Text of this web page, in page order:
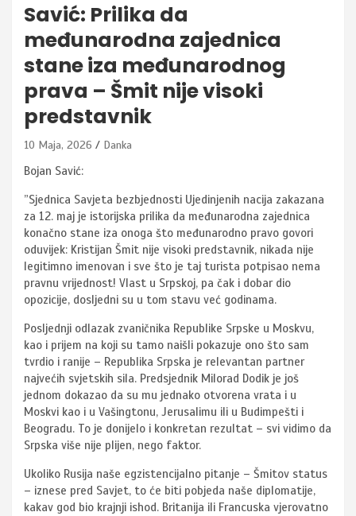
Savić: Prilika da
međunarodna zajednica
stane iza međunarodnog
prava – Šmit nije visoki
predstavnik
10 Maja, 2026 Danka
Bojan Savić:
”Sjednica Savjeta bezbjednosti Ujedinjenih nacija zakazana
za 12. maj je istorijska prilika da međunarodna zajednica
konačno stane iza onoga što međunarodno pravo govori
oduvijek: Kristijan Šmit nije visoki predstavnik, nikada nije
legitimno imenovan i sve što je taj turista potpisao nema
pravnu vrijednost! Vlast u Srpskoj, pa čak i dobar dio
opozicije, dosljedni su u tom stavu već godinama.
Posljednji odlazak zvaničnika Republike Srpske u Moskvu,
kao i prijem na koji su tamo naišli pokazuje ono što sam
tvrdio i ranije – Republika Srpska je relevantan partner
najvećih svjetskih sila. Predsjednik Milorad Dodik je još
jednom dokazao da su mu jednako otvorena vrata i u
Moskvi kao i u Vašingtonu, Jerusalimu ili u Budimpešti i
Beogradu. To je donijelo i konkretan rezultat – svi vidimo da
Srpska više nije plijen, nego faktor.
Ukoliko Rusija naše egzistencijalno pitanje – Šmitov status
– iznese pred Savjet, to će biti pobjeda naše diplomatije,
kakav god bio krajnji ishod. Britanija ili Francuska vjerovatno